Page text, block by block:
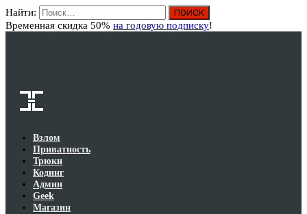
Найти:
Временная скидка 50% на годовую подписку!
Взлом
Приватность
Трюки
Кодинг
Админ
Geek
Магазин